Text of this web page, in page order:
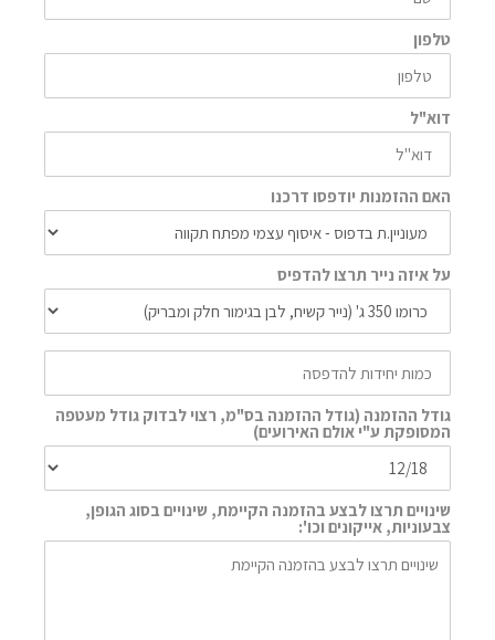
טלפון
דוא"ל
האם ההזמנות יודפסו דרכנו
על איזה נייר תרצו להדפיס
גודל ההזמנה (גודל ההזמנה בס"מ, רצוי לבדוק גודל מעטפה
המסופקת ע"י אולם האירועים)
שינויים תרצו לבצע בהזמנה הקיימת, שינויים בסוג הגופן,
צבעוניות, אייקונים וכו':